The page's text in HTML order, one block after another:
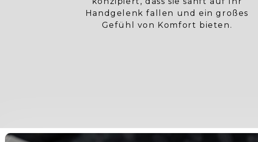
Handgelenk fallen und ein großes
Gefühl von Komfort bieten.